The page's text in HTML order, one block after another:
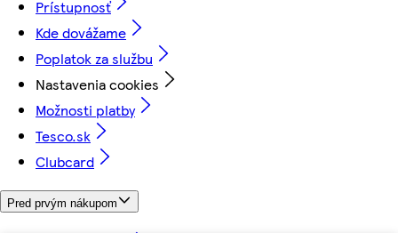
Prístupnosť
Kde dovážame
Poplatok za službu
Nastavenia cookies
Možnosti platby
Tesco.sk
Clubcard
Pred prvým nákupom